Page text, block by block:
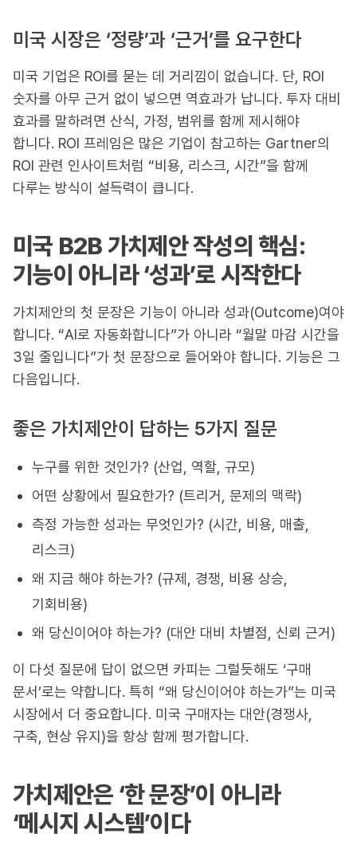
미국 시장은 ‘정량’과 ‘근거’를 요구한다
미국 기업은 ROI를 묻는 데 거리낌이 없습니다. 단, ROI
숫자를 아무 근거 없이 넣으면 역효과가 납니다. 투자 대비
효과를 말하려면 산식, 가정, 범위를 함께 제시해야
합니다. ROI 프레임은 많은 기업이 참고하는 Gartner의
ROI 관련 인사이트처럼 “비용, 리스크, 시간”을 함께
다루는 방식이 설득력이 큽니다.
미국 B2B 가치제안 작성의 핵심:
기능이 아니라 ‘성과’로 시작한다
가치제안의 첫 문장은 기능이 아니라 성과(Outcome)여야
합니다. “AI로 자동화합니다”가 아니라 “월말 마감 시간을
3일 줄입니다”가 첫 문장으로 들어와야 합니다. 기능은 그
다음입니다.
좋은 가치제안이 답하는 5가지 질문
누구를 위한 것인가? (산업, 역할, 규모)
어떤 상황에서 필요한가? (트리거, 문제의 맥락)
측정 가능한 성과는 무엇인가? (시간, 비용, 매출,
리스크)
왜 지금 해야 하는가? (규제, 경쟁, 비용 상승,
기회비용)
왜 당신이어야 하는가? (대안 대비 차별점, 신뢰 근거)
이 다섯 질문에 답이 없으면 카피는 그럴듯해도 ‘구매
문서’로는 약합니다. 특히 “왜 당신이어야 하는가”는 미국
시장에서 더 중요합니다. 미국 구매자는 대안(경쟁사,
구축, 현상 유지)을 항상 함께 평가합니다.
가치제안은 ‘한 문장’이 아니라
‘메시지 시스템’이다